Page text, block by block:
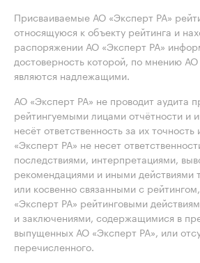
Присваиваемые АО «Эксперт РА»
относящуюся к объекту рейтинга и
распоряжении АО «Эксперт РА»
достоверность которой, по мнению
являются надлежащими.
АО «Эксперт РА» не проводит аудита
рейтингуемыми лицами отчётности и
несёт ответственность за их
«Эксперт РА» не несет
последствиями, интерпретациями,
рекомендациями и иными действиями
или косвенно связанными с
«Эксперт РА» рейтинговыми
и заключениями, содержащимися в
выпущенных АО «Эксперт РА», или
перечисленного.